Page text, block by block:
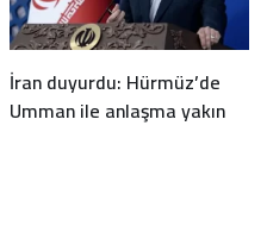
İran duyurdu: Hürmüz’de
Umman ile anlaşma yakın